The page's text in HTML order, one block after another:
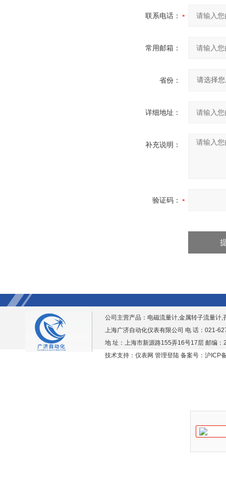
联系电话：
常用邮箱：
省份：
详细地址：
补充说明：
验证码：
公司主营产品： 电磁流量计,金属转子流量计
上海广济自动化仪表有限公司 电 话：021-
地 址：上海市新源路155弄16号17层 邮编：
技术支持：仪表网 管理登陆 备案号：沪ICP